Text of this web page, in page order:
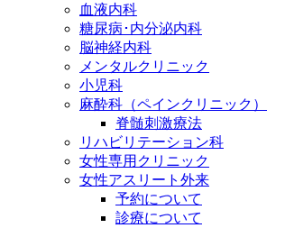
血液内科
糖尿病･内分泌内科
脳神経内科
メンタルクリニック
小児科
麻酔科（ペインクリニック）
脊髄刺激療法
リハビリテーション科
女性専用クリニック
女性アスリート外来
予約について
診療について